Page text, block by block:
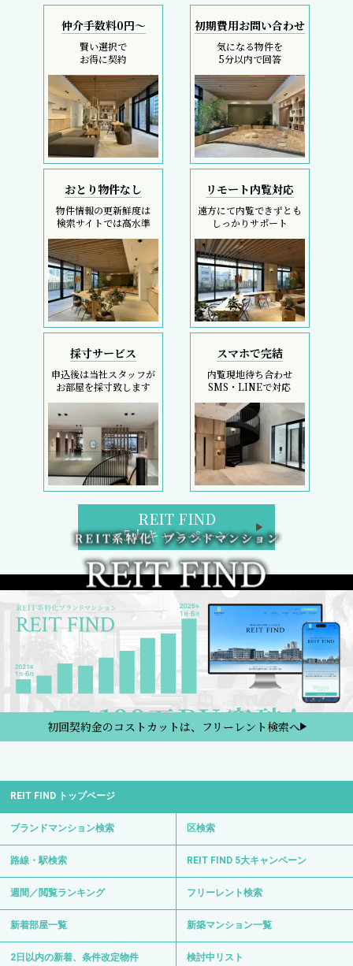
仲介手数料0円～
賢い選択で
お得に契約
初期費用お問い合わせ
気になる物件を
5分以内で回答
おとり物件なし
物件情報の更新鮮度は
検索サイトでは高水準
リモート内覧対応
遠方にて内覧できずとも
しっかりサポート
採寸サービス
申込後は当社スタッフが
お部屋を採寸致します
スマホで完結
内覧現地待ち合わせ
SMS・LINEで対応
REIT FIND
5大キャンペーン
初回契約金のコストカットは、フリーレント検索へ
REIT FIND トップページ
ブランドマンション検索 区検索
路線・駅検索 REIT FIND 5大キャンペーン
週間／閲覧ランキング フリーレント検索
新着部屋一覧 新築マンション一覧
2日以内の新着、条件改定物件 検討中リスト